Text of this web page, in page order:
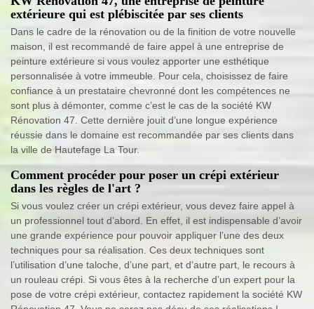
extérieure qui est plébiscitée par ses clients
Dans le cadre de la rénovation ou de la finition de votre nouvelle
maison, il est recommandé de faire appel à une entreprise de
peinture extérieure si vous voulez apporter une esthétique
personnalisée à votre immeuble. Pour cela, choisissez de faire
confiance à un prestataire chevronné dont les compétences ne
sont plus à démonter, comme c’est le cas de la société KW
Rénovation 47. Cette dernière jouit d’une longue expérience
réussie dans le domaine est recommandée par ses clients dans
la ville de Hautefage La Tour.
Comment procéder pour poser un crépi extérieur
dans les règles de l'art ?
Si vous voulez créer un crépi extérieur, vous devez faire appel à
un professionnel tout d’abord. En effet, il est indispensable d’avoir
une grande expérience pour pouvoir appliquer l’une des deux
techniques pour sa réalisation. Ces deux techniques sont
l’utilisation d’une taloche, d’une part, et d’autre part, le recours à
un rouleau crépi. Si vous êtes à la recherche d’un expert pour la
pose de votre crépi extérieur, contactez rapidement la société KW